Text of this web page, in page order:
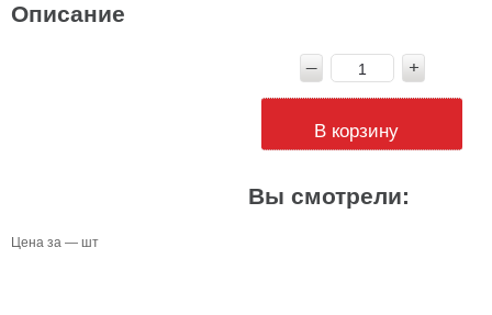
Описание
В корзину
Вы смотрели:
Цена за — шт